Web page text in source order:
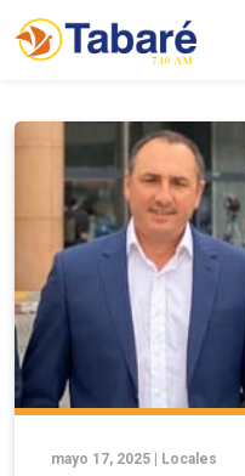
mayo 17, 2025 | Locales